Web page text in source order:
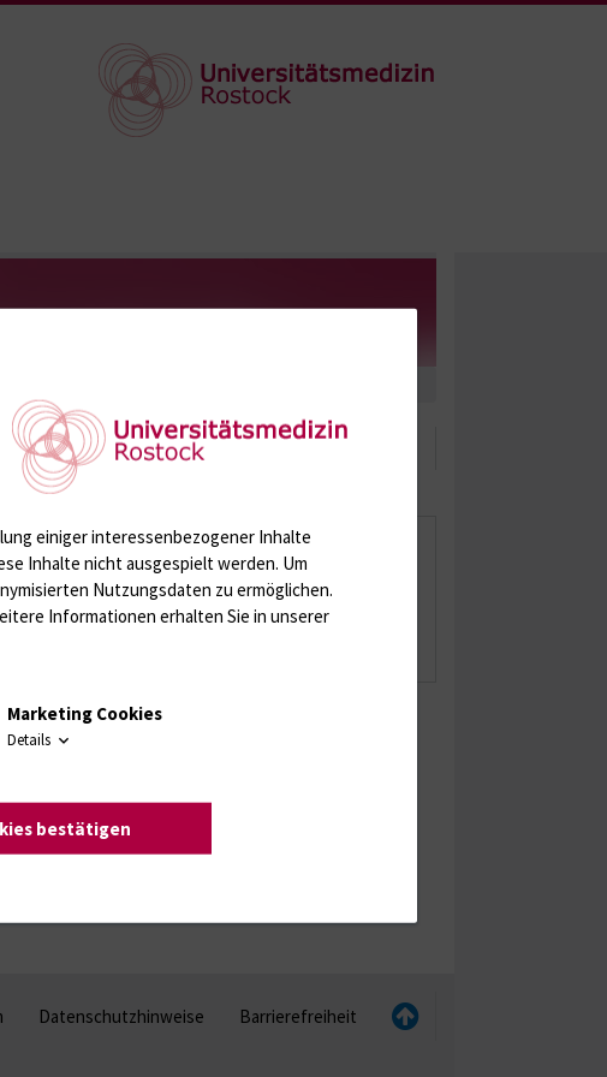
Kontakt
0381 494 9563
Datenschutzhinweise Barrierefreiheit
einiger interessenbezogener Inhalte
Inhalte nicht ausgespielt werden. Um
Nutzungsdaten zu ermöglichen.
Informationen erhalten Sie in unserer
Marketing Cookies
Details
bestätigen